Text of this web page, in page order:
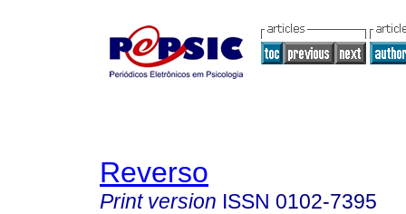
Reverso
Print version ISSN 0102-7395